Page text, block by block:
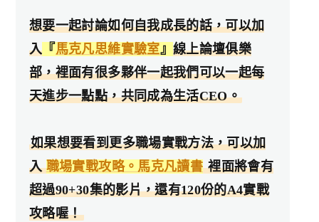
想要一起討論如何自我成長的話，可以加
入 『 馬克凡思維實驗室』 線上論壇俱樂
部，裡面有很多夥伴一起我們可以一起每
天進步一點點，共同成為生活CEO。
如果想要看到更多職場實戰方法，可以加
入 職場實戰攻略。馬克凡讀書 裡面將會有
超過90+30集的影片，還有120份的A4實戰
攻略喔！